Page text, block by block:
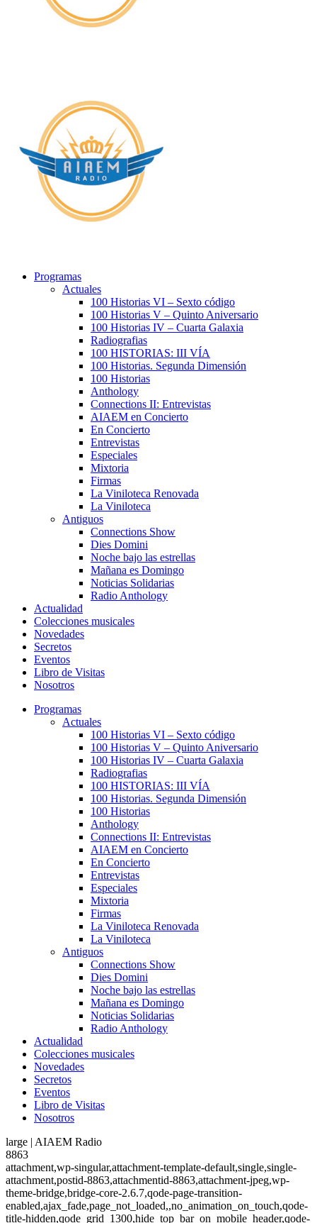
Programas
Actuales
100 Historias VI – Sexto código
100 Historias V – Quinto Aniversario
100 Historias IV – Cuarta Galaxia
Radiografias
100 HISTORIAS: III VÍA
100 Historias. Segunda Dimensión
100 Historias
Anthology
Connections II: Entrevistas
AIAEM en Concierto
En Concierto
Entrevistas
Especiales
Mixtoria
Firmas
La Viniloteca Renovada
La Viniloteca
Antiguos
Connections Show
Dies Domini
Noche bajo las estrellas
Mañana es Domingo
Noticias Solidarias
Radio Anthology
Actualidad
Colecciones musicales
Novedades
Secretos
Eventos
Libro de Visitas
Nosotros
Programas
Actuales
100 Historias VI – Sexto código
100 Historias V – Quinto Aniversario
100 Historias IV – Cuarta Galaxia
Radiografias
100 HISTORIAS: III VÍA
100 Historias. Segunda Dimensión
100 Historias
Anthology
Connections II: Entrevistas
AIAEM en Concierto
En Concierto
Entrevistas
Especiales
Mixtoria
Firmas
La Viniloteca Renovada
La Viniloteca
Antiguos
Connections Show
Dies Domini
Noche bajo las estrellas
Mañana es Domingo
Noticias Solidarias
Radio Anthology
Actualidad
Colecciones musicales
Novedades
Secretos
Eventos
Libro de Visitas
Nosotros
large | AIAEM Radio
8863
attachment,wp-singular,attachment-template-default,single,single-
attachment,postid-8863,attachmentid-8863,attachment-jpeg,wp-
theme-bridge,bridge-core-2.6.7,qode-page-transition-
enabled,ajax_fade,page_not_loaded,,no_animation_on_touch,qode-
title-hidden,qode_grid_1300,hide_top_bar_on_mobile_header,qode-